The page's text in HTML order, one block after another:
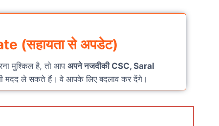
(सहायता से अपडेट)
मुश्किल है, तो आपअपने नजदीकी CSC, Saral
मदद ले सकते हैं। वे आपके लिए बदलाव कर देंगे।